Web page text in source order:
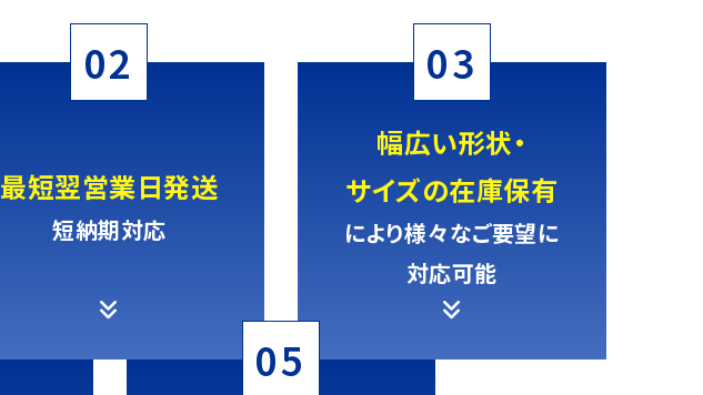
02
最短翌営業日発送
短納期対応
03
幅広い形状・
サイズの在庫保有
により様々なご要望に
対応可能
05